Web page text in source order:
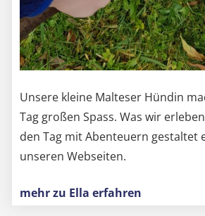
Unsere kleine Malteser Hündin
Tag großen Spass. Was wir
den Tag mit Abenteuern gestaltet
unseren Webseiten.
mehr zu Ella erfahren